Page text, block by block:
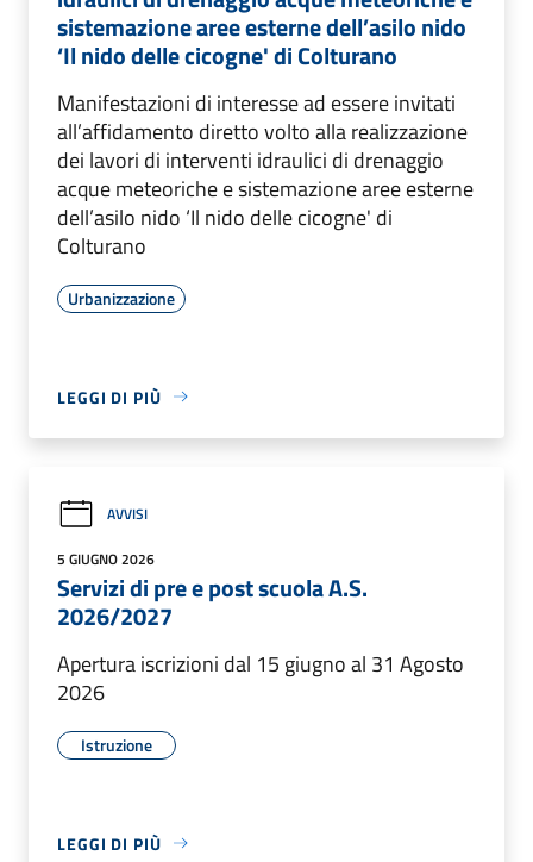
sistemazione aree esterne dell’asilo nido
‘Il nido delle cicogne' di Colturano
Manifestazioni di interesse ad essere invitati
all’affidamento diretto volto alla realizzazione
dei lavori di interventi idraulici di drenaggio
acque meteoriche e sistemazione aree esterne
dell’asilo nido ‘Il nido delle cicogne' di
Colturano
Urbanizzazione
LEGGI DI PIÙ
AVVISI
5 GIUGNO 2026
Servizi di pre e post scuola A.S.
2026/2027
Apertura iscrizioni dal 15 giugno al 31 Agosto
2026
Istruzione
LEGGI DI PIÙ